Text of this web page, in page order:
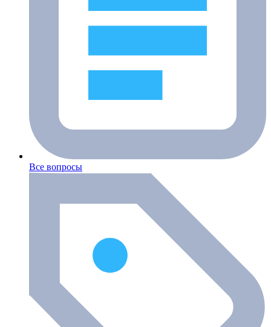
Все вопросы